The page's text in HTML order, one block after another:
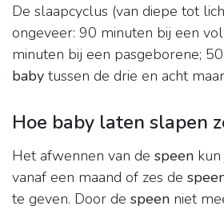
De slaapcyclus (van diepe tot
ongeveer: 90 minuten bij een
minuten bij een pasgeborene;
baby tussen de drie en acht
Hoe baby laten slapen
Het afwennen van de speen
vanaf een maand of zes de
te geven. Door de speen niet